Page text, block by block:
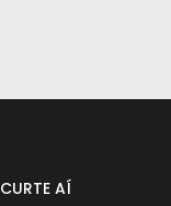
CURTE AÍ